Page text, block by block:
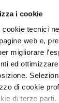
i cookie
tecnici
web e,
migliorare
ed
di cookie
di terze parti.
Innovazione
produttive della
localizzate